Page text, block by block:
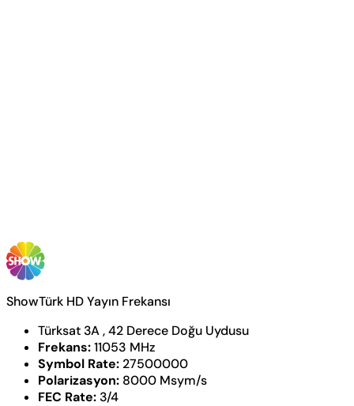
ShowTürk HD Yayın Frekansı
Türksat 3A , 42 Derece Doğu Uydusu
Frekans:11053 MHz
Symbol Rate: 27500000
Polarizasyon: 8000 Msym/s
FEC Rate: 3/4